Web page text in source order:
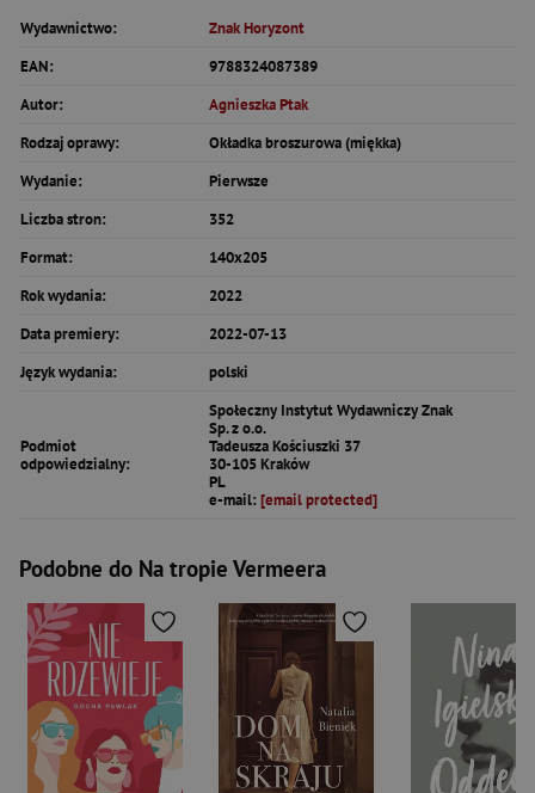
Wydawnictwo:
Znak Horyzont
EAN:
9788324087389
Autor:
Agnieszka Ptak
Rodzaj oprawy:
Okładka broszurowa (miękka)
Wydanie:
Pierwsze
Liczba stron:
352
Format:
140x205
Rok wydania:
2022
Data premiery:
2022-07-13
Język wydania:
polski
Podmiot
odpowiedzialny:
Społeczny Instytut Wydawniczy Znak
Sp. z o.o.
Tadeusza Kościuszki 37
30-105 Kraków
PL
e-mail: [email protected]
Podobne do Na tropie Vermeera